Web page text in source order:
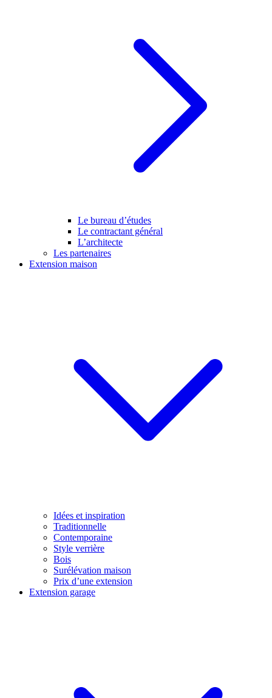
Le bureau d’études
Le contractant général
L’architecte
Les partenaires
Extension maison
Idées et inspiration
Traditionnelle
Contemporaine
Style verrière
Bois
Surélévation maison
Prix d’une extension
Extension garage